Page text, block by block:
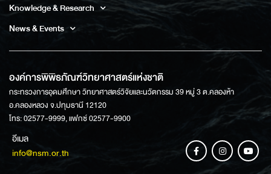
Knowledge & Research
News & Events
องค์การพิพิธภัณฑ์วิทยาศาสตร์แห่งชาติ
กระทรวงการอุดมศึกษา วิทยาศาสตร์วิจัยและนวัตกรรม 39 หมู่ 3 ต.คลองห้า
อ.คลองหลวง จ.ปทุมธานี 12120
โทร: 02577-9999, แฟกซ์ 02577-9900
อีเมล
info@nsm.or.th